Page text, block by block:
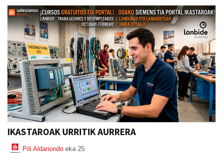
IKASTAROAK URRITIK AURRERA
Pili Aldanondo eka 25